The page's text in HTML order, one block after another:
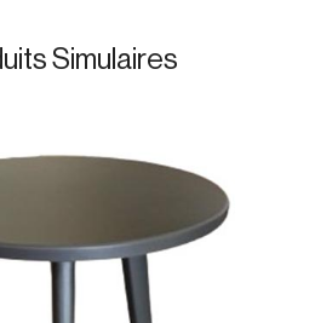
Simulaires